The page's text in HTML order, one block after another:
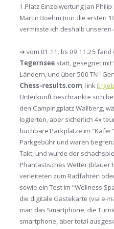
1.Platz Einzelwertung Jan
Martin Boehm (nur die ersten
vermisste ich deshalb unseren
➔ vom 01.11. bs 09.11.25 fand
Tegernseestatt, gesegnet mit
Ländern, und über 500 TN !
Chess-results.com, link
Unterkunft beschränkte sich
den Campingplatz Wallberg,
logierten, aber sicherlich 4x
buchbare Parkplätze im
Parkgebühr und waren
Takt, und wurde der
Phantastisches Wetter (blauer
verleiteten zum Radfahren
sowie ein Test im "Wellness
die digitale Gästekarte (via e-
man das Smartphone, die
smartphone, aber total